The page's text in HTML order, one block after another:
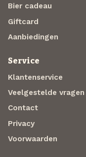
Bier cadeau
Giftcard
Aanbiedingen
Service
Klantenservice
Veelgestelde vragen
Contact
Privacy
Voorwaarden